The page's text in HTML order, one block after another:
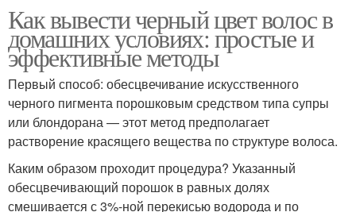
Как вывести черный цвет волос в
домашних условиях: простые и
эффективные методы
Первый способ: обесцвечивание искусственного
черного пигмента порошковым средством типа супры
или блондорана — этот метод предполагает
растворение красящего вещества по структуре волоса.
Каким образом проходит процедура? Указанный
обесцвечивающий порошок в равных долях
смешивается с 3%-ной перекисью водорода и по